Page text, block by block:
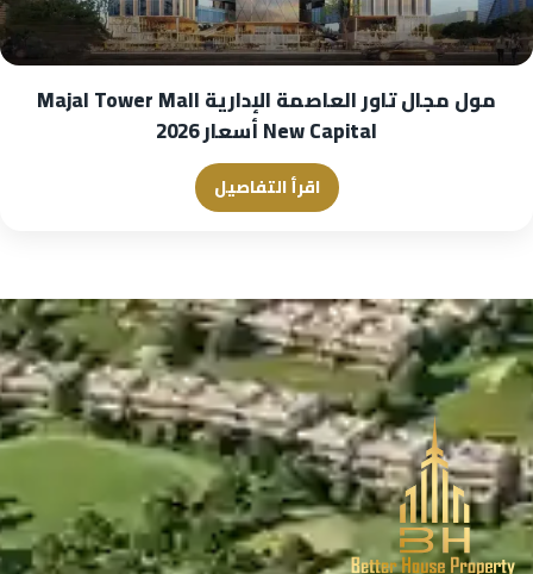
مول مجال تاور العاصمة الإدارية Majal Tower Mall
New Capital أسعار 2026
اقرأ التفاصيل